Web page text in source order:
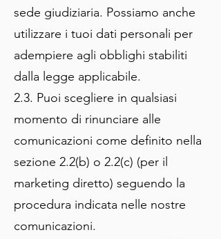
sede giudiziaria. Possiamo anche
utilizzare i tuoi dati personali per
adempiere agli obblighi stabiliti
dalla legge applicabile.
2.3. Puoi scegliere in qualsiasi
momento di rinunciare alle
comunicazioni come definito nella
sezione 2.2(b) o 2.2(c) (per il
marketing diretto) seguendo la
procedura indicata nelle nostre
comunicazioni.